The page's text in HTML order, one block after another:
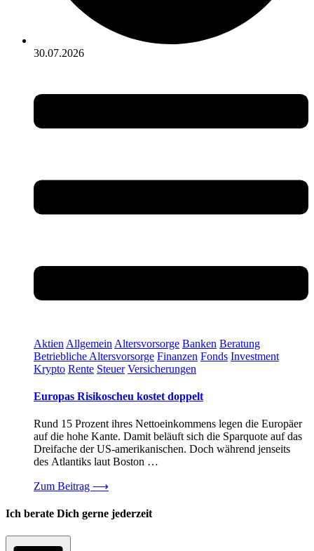
30.07.2026
Aktien Allgemein Altersvorsorge Banken Beratung
Betriebliche Altersvorsorge Finanzen Fonds Investment
Krypto Rente Steuer Versicherungen
Europas Risikoscheu kostet doppelt
Rund 15 Prozent ihres Nettoeinkommens legen die Europäer
auf die hohe Kante. Damit beläuft sich die Sparquote auf das
Dreifache der US-amerikanischen. Doch während jenseits
des Atlantiks laut Boston …
Zum Beitrag ⟶
Ich berate Dich gerne jederzeit